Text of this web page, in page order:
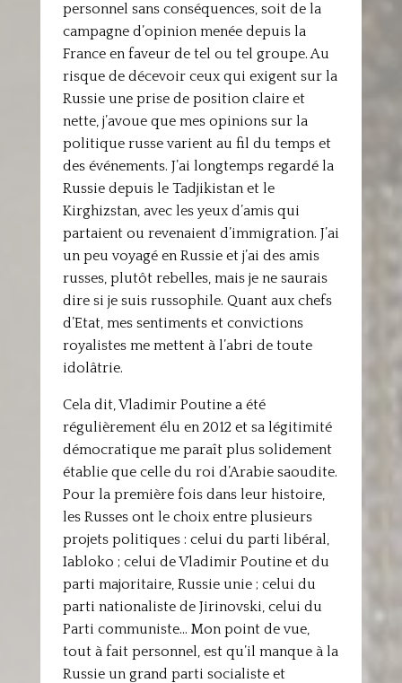
personnel sans conséquences, soit de la
campagne d’opinion menée depuis la
France en faveur de tel ou tel groupe. Au
risque de décevoir ceux qui exigent sur la
Russie une prise de position claire et
nette, j’avoue que mes opinions sur la
politique russe varient au fil du temps et
des événements. J’ai longtemps regardé la
Russie depuis le Tadjikistan et le
Kirghizstan, avec les yeux d’amis qui
partaient ou revenaient d’immigration. J’ai
un peu voyagé en Russie et j’ai des amis
russes, plutôt rebelles, mais je ne saurais
dire si je suis russophile. Quant aux chefs
d’Etat, mes sentiments et convictions
royalistes me mettent à l’abri de toute
idolâtrie.
Cela dit, Vladimir Poutine a été
régulièrement élu en 2012 et sa légitimité
démocratique me paraît plus solidement
établie que celle du roi d’Arabie saoudite.
Pour la première fois dans leur histoire,
les Russes ont le choix entre plusieurs
projets politiques : celui du parti libéral,
Iabloko ; celui de Vladimir Poutine et du
parti majoritaire, Russie unie ; celui du
parti nationaliste de Jirinovski, celui du
Parti communiste… Mon point de vue,
tout à fait personnel, est qu’il manque à la
Russie un grand parti socialiste et